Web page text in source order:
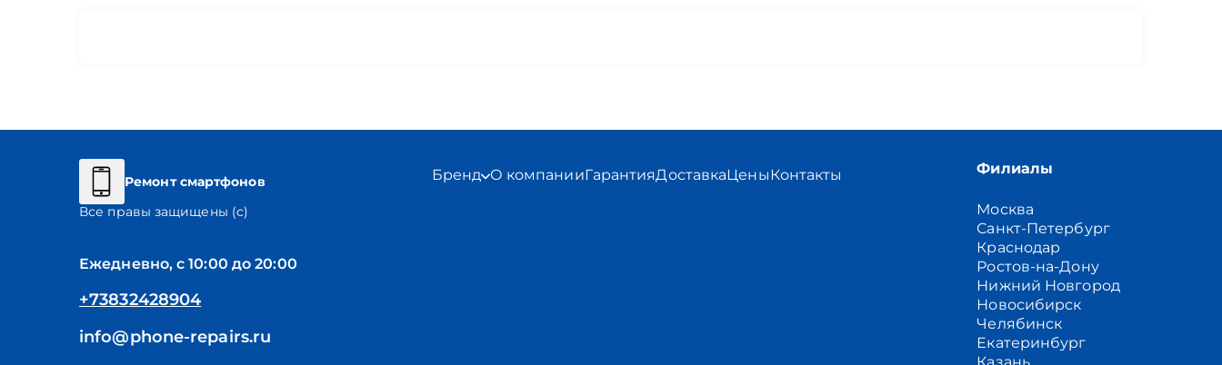
Ремонт смартфонов
Все правы защищены (с)
Ежедневно, с 10:00 до 20:00
+73832428904
info@phone-repairs.ru
Бренд О компанииГарантияДоставкаЦеныКонтакты Филиалы
Москва
Санкт-Петербург
Краснодар
Ростов-на-Дону
Нижний Новгород
Новосибирск
Челябинск
Екатеринбург